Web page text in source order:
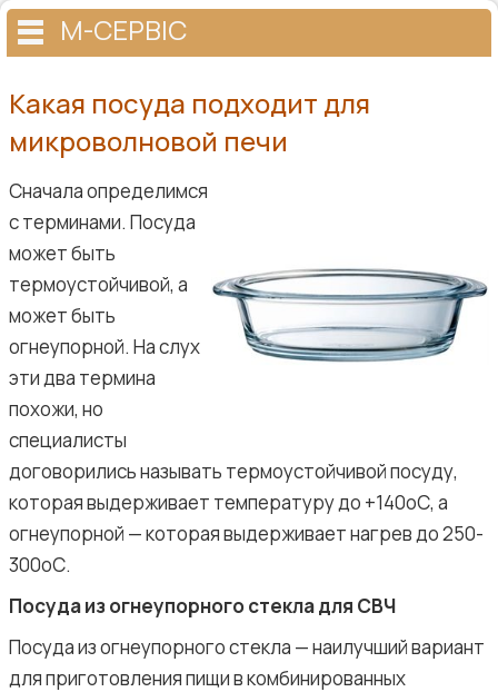
М-СЕРВІС
Какая посуда подходит для
микроволновой печи
Сначала определимся
с терминами. Посуда
может быть
термоустойчивой, а
может быть
огнеупорной. На слух
эти два термина
похожи, но
специалисты
договорились называть термоустойчивой посуду,
которая выдерживает температуру до +140оС, а
огнеупорной — которая выдерживает нагрев до 250-
300оС.
Посуда из огнеупорного стекла для СВЧ
Посуда из огнеупорного стекла — наилучший вариант
для приготовления пищи в комбинированных